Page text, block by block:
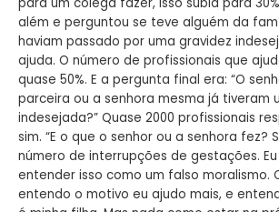
além e perguntou se teve alguém da
haviam passado por uma gravidez
ajuda. O número de profissionais que
quase 50%. E a pergunta final era: “O
parceira ou a senhora mesma já tiveram
indesejada?” Quase 2000 profissionais
sim. “E o que o senhor ou a senhora fez?
número de interrupções de gestações.
entender isso como um falso moralismo.
entendo o motivo eu ajudo mais, e